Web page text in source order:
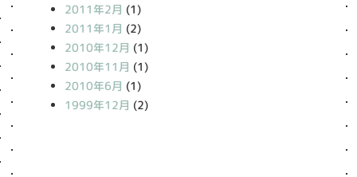
2011年2月 (1)
2011年1月 (2)
2010年12月 (1)
2010年11月 (1)
2010年6月 (1)
1999年12月 (2)